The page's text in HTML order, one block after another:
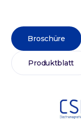
Broschüre
Produktblatt